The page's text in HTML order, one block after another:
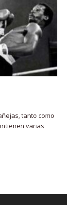
tanto como
varias